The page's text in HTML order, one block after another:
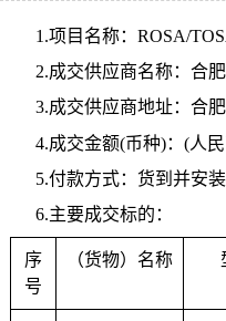
1.项目名称：ROSA/
2.成交供应商名称： 合
3.成交供应商地址： 合
4.成交金额(币种)：(人
5.付款方式： 货到并安
6.主要成交标的：
序
号
（货物）名称